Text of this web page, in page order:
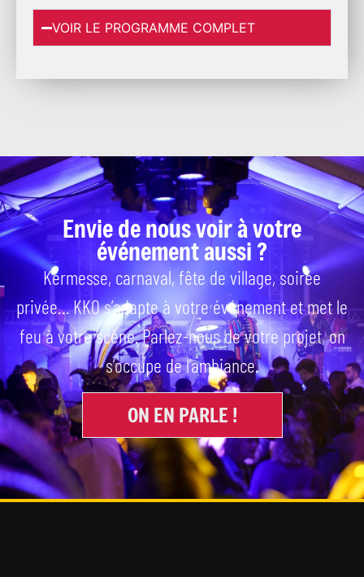
VOIR LE PROGRAMME COMPLET
Envie de nous voir à votre
événement aussi ?
Kermesse, carnaval, fête de village, soirée
privée… KKO s’adapte à votre événement et met le
feu à votre scène. Parlez-nous de votre projet, on
s’occupe de l’ambiance.
ON EN PARLE !